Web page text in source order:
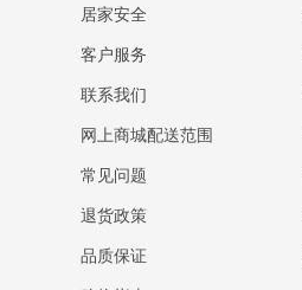
居家安全
客户服务
联系我们
网上商城配送范围
常见问题
退货政策
品质保证